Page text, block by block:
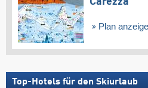
Plan
Top-Hotels für den Skiurlaub